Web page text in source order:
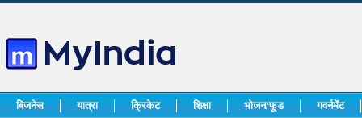
बिजनेस यात्रा क्रिकेट शिक्षा भोजन/फूड गवर्नमेंट